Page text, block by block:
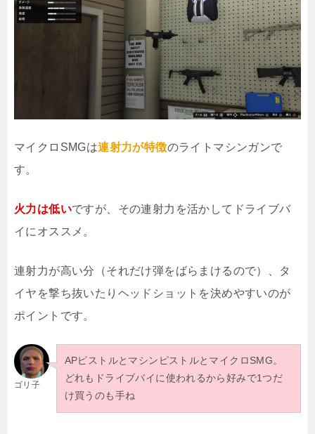
マイクロSMGは連射力が特徴のライトマシンガンで
す。
火力は低いですが、その連射力を活かしてドライブバ
イにオススメ。
連射力が高い分（それだけ弾をばらまけるので）、タ
イヤを撃ち抜いたりヘッドショットを決めやすいのが
ポイントです。
ゴリ子
APピストルとマシンピストルとマイクロSMG。
どれもドライブバイに使われるから好みで1つだ
け買うのも手ね